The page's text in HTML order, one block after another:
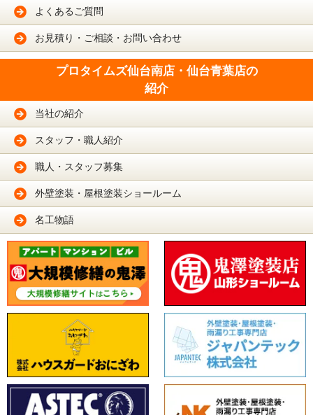
よくあるご質問
お見積り・ご相談・お問い合わせ
プロタイムズ仙台南店・仙台青葉店の
紹介
当社の紹介
スタッフ・職人紹介
職人・スタッフ募集
外壁塗装・屋根塗装ショールーム
名工物語